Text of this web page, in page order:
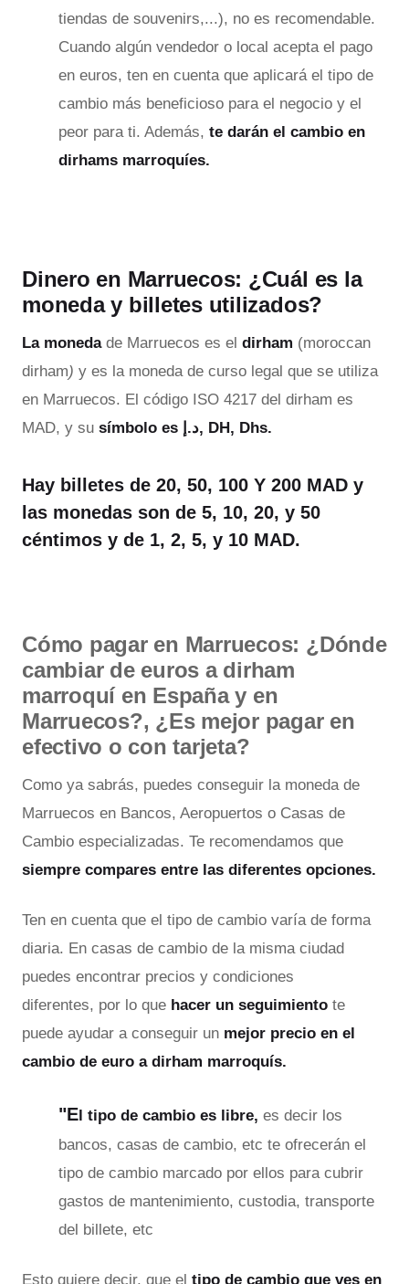
tiendas de souvenirs,...), no es recomendable.
Cuando algún vendedor o local acepta el pago
en euros, ten en cuenta que aplicará el tipo de
cambio más beneficioso para el negocio y el
peor para ti. Además, te darán el cambio en
dirhams marroquíes.
Dinero en Marruecos: ¿Cuál es la
moneda y billetes utilizados?
La monedade Marruecos es el dirham (moroccan
dirham) y es la moneda de curso legal que se utiliza
en Marruecos. El código ISO 4217 del dirham es
MAD, y su
símbolo es د.إ, DH, Dhs.
Hay billetes de 20, 50, 100 Y 200 MAD y
las monedas son de 5, 10, 20, y 50
céntimos y de 1, 2, 5, y 10 MAD.
Cómo pagar en Marruecos: ¿Dónde
cambiar de euros a dirham
marroquí en España y en
Marruecos?, ¿Es mejor pagar en
efectivo o con tarjeta?
Como ya sabrás, puedes conseguir la moneda de
Marruecos en Bancos, Aeropuertos o Casas de
Cambio especializadas. Te recomendamos que
siempre compares entre las diferentes opciones.
Ten en cuenta que el tipo de cambio varía de forma
diaria. En casas de cambio de la misma ciudad
puedes encontrar precios y condiciones
diferentes, por lo que hacer un seguimiento te
puede ayudar a conseguir un mejor precio en el
cambio de euro a dirham marroquís.
"El tipo de cambio es libre, es decir los
bancos, casas de cambio, etc te ofrecerán el
tipo de cambio marcado por ellos para cubrir
gastos de mantenimiento, custodia, transporte
del billete, etc
Esto quiere decir, que el tipo de cambio que ves en